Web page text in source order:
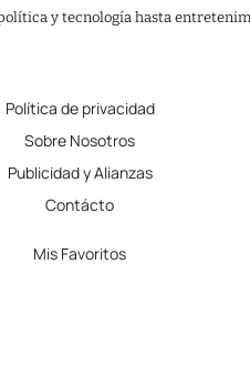
y tecnología hasta
Política de privacidad
Sobre Nosotros
Publicidad y Alianzas
Contácto
Mis Favoritos